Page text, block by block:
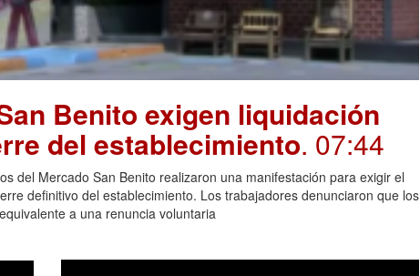
Benito exigen liquidación
del establecimiento. 07:44
del Mercado San Benito realizaron una manifestación para exigir el
definitivo del establecimiento. Los trabajadores denunciaron que los
a una renuncia voluntaria